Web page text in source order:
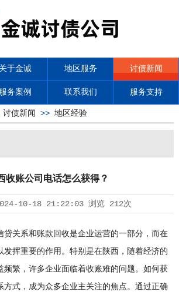
关于金诚 地区服务 讨债新闻
服务案例 联系我们 服务支持
讨债新闻 >> 地区经验
收账公司电话怎么获得？
10-18 21:22:03浏览 212次
关系和账款回收是企业运营的一部分，而在
发挥重要的作用。特别是在陕西，随着经济的
频繁，许多企业面临着收账难的问题。如何获
方式，成为众多企业主关注的焦点。通过正确